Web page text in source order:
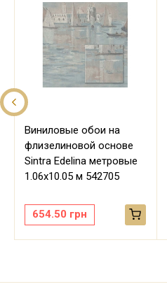
Виниловые обои на
флизелиновой основе
Sintra Edelina метровые
1.06х10.05 м 542705
654.50 грн